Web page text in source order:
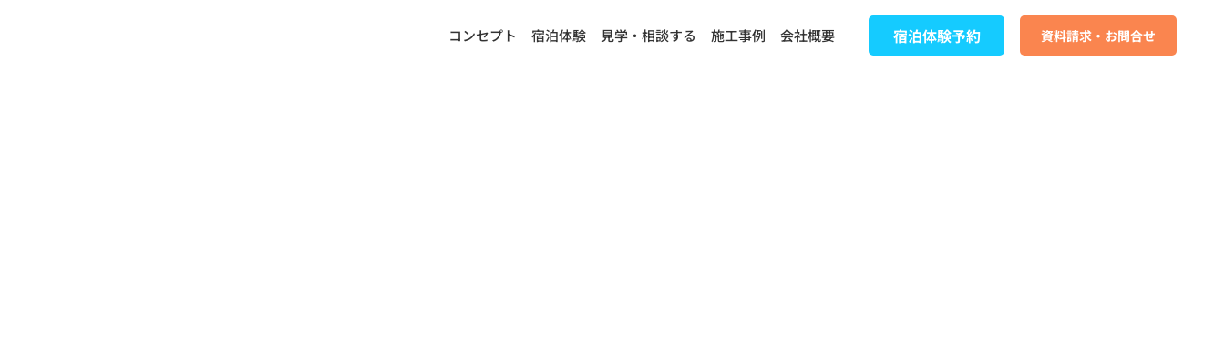
コンセプト 宿泊体験 見学・相談する 施工事例 会社概要 宿泊体験予約 資料請求・お問合せ